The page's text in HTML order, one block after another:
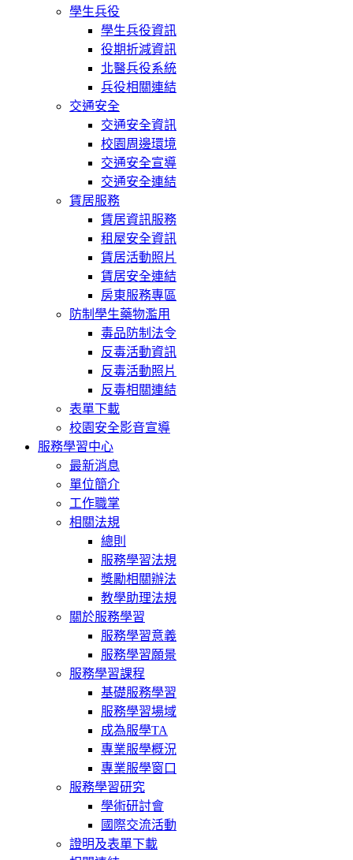
學生兵役
學生兵役資訊
役期折減資訊
北醫兵役系統
兵役相關連結
交通安全
交通安全資訊
校園周邊環境
交通安全宣導
交通安全連結
賃居服務
賃居資訊服務
租屋安全資訊
賃居活動照片
賃居安全連結
房東服務專區
防制學生藥物濫用
毒品防制法令
反毒活動資訊
反毒活動照片
反毒相關連結
表單下載
校園安全影音宣導
服務學習中心
最新消息
單位簡介
工作職掌
相關法規
總則
服務學習法規
獎勵相關辦法
教學助理法規
關於服務學習
服務學習意義
服務學習願景
服務學習課程
基礎服務學習
服務學習場域
成為服學TA
專業服學概況
專業服學窗口
服務學習研究
學術研討會
國際交流活動
證明及表單下載